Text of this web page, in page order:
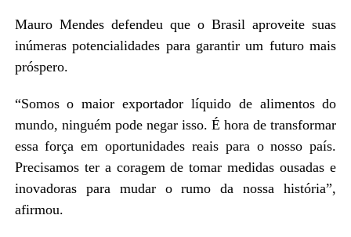
Mauro Mendes defendeu que o Brasil aproveite suas
inúmeras potencialidades para garantir um futuro mais
próspero.
“Somos o maior exportador líquido de alimentos do
mundo, ninguém pode negar isso. É hora de transformar
essa força em oportunidades reais para o nosso país.
Precisamos ter a coragem de tomar medidas ousadas e
inovadoras para mudar o rumo da nossa história”,
afirmou.